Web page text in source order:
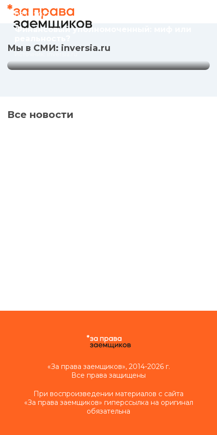
Мы в СМИ: inversia.ru
Источник: inversia.ru
07.12.2017
Финансовый уполномоченный: миф или
Все новости
«За права заемщиков», 2014-2026 г.
Все права защищены
При воспроизведении материалов с сайта
«За права заемщиков» гиперссылка на оригинал
обязательна